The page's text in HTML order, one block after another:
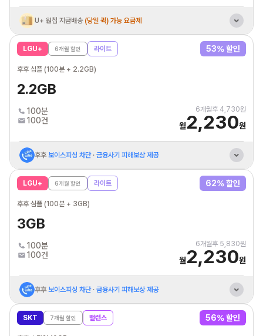
U+ 원칩 지금배송 (당일 퀵) 가능 요금제
LGU+
6개월 할인 라이트 53% 할인
후후 심플 (100분 + 2.2GB)
2.2GB
100분
100건
6개월후 4,730원
월2,230원
후후보이스피싱 차단· 금융사기 피해보상 제공
통신비 제휴카드 자동납부최대 3만원 할인혜택
LGU+ 6개월 할인 라이트 62% 할인
후후 심플 (100분 + 3GB)
3GB
100분
100건
6개월후 5,830원
월2,230원
후후보이스피싱 차단· 금융사기 피해보상 제공
통신비 제휴카드 자동납부최대 3만원 할인혜택
SKT 7개월 할인 밸런스 56% 할인